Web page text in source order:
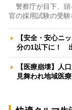
警察庁が目下、頭
官の採用試験の受
【安全・安心ニ
分の1以下に！
【医療崩壊】人
見舞われ地域医